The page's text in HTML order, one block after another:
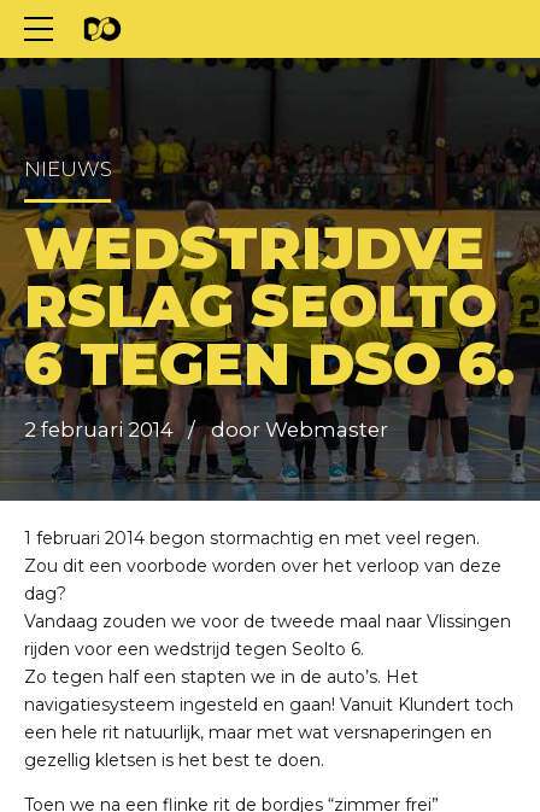
NIEUWS
WEDSTRIJDVE
RSLAG SEOLTO
6 TEGEN DSO 6.
2 februari 2014 door Webmaster
1 februari 2014 begon stormachtig en met veel regen.
Zou dit een voorbode worden over het verloop van deze
dag?
Vandaag zouden we voor de tweede maal naar Vlissingen
rijden voor een wedstrijd tegen Seolto 6.
Zo tegen half een stapten we in de auto’s. Het
navigatiesysteem ingesteld en gaan! Vanuit Klundert toch
een hele rit natuurlijk, maar met wat versnaperingen en
gezellig kletsen is het best te doen.
Toen we na een flinke rit de bordjes “zimmer frei”